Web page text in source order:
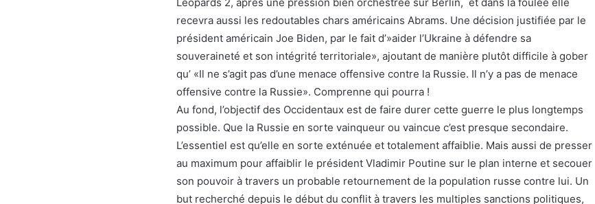
recevra aussi les redoutables chars américains Abrams. Une décision justifiée par le
président américain Joe Biden, par le fait d’»aider l’Ukraine à défendre sa
souveraineté et son intégrité territoriale», ajoutant de manière plutôt difficile à gober
qu’ «Il ne s’agit pas d’une menace offensive contre la Russie. Il n’y a pas de menace
offensive contre la Russie». Comprenne qui pourra !
Au fond, l’objectif des Occidentaux est de faire durer cette guerre le plus longtemps
possible. Que la Russie en sorte vainqueur ou vaincue c’est presque secondaire.
L’essentiel est qu’elle en sorte exténuée et totalement affaiblie. Mais aussi de presser
au maximum pour affaiblir le président Vladimir Poutine sur le plan interne et secouer
son pouvoir à travers un probable retournement de la population russe contre lui. Un
but recherché depuis le début du conflit à travers les multiples sanctions politiques,